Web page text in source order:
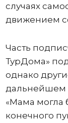
случаях
движением
Часть
ТурДома»
однако
дальнейшем
«Мама могла
конечного